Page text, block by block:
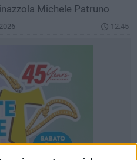
Michele Patruno
12.45